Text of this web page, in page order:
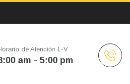
de Atención L-V
am - 5:00 pm